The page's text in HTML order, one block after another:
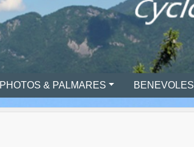
PHOTOS & PALMARES BENEVOLES